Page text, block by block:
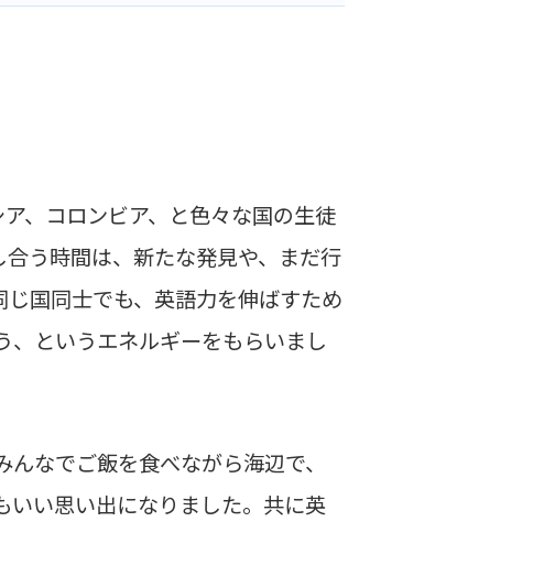
、コロンビア、と色々な国の生徒
う時間は、新たな発見や、まだ行
国同士でも、英語力を伸ばすため
、というエネルギーをもらいまし
なでご飯を食べながら海辺で、
いい思い出になりました。共に英